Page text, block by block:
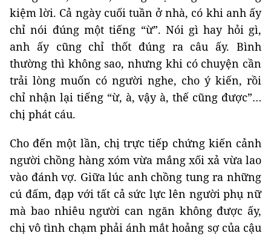
kiệm lời. Cả ngày cuối tuần ở nhà, có khi anh ấy
chỉ nói đúng một tiếng “ừ”. Nói gì hay hỏi gì,
anh ấy cũng chỉ thốt đúng ra câu ấy. Bình
thường thì không sao, nhưng khi có chuyện cần
trải lòng muốn có người nghe, cho ý kiến, rồi
chỉ nhận lại tiếng “ừ, à, vậy à, thế cũng được”…
chị phát cáu.
Cho đến một lần, chị trực tiếp chứng kiến cảnh
người chồng hàng xóm vừa mắng xối xả vừa lao
vào đánh vợ. Giữa lúc anh chồng tung ra những
cú đấm, đạp với tất cả sức lực lên người phụ nữ
mà bao nhiêu người can ngăn không được ấy,
chị vô tình chạm phải ánh mắt hoảng sợ của cậu